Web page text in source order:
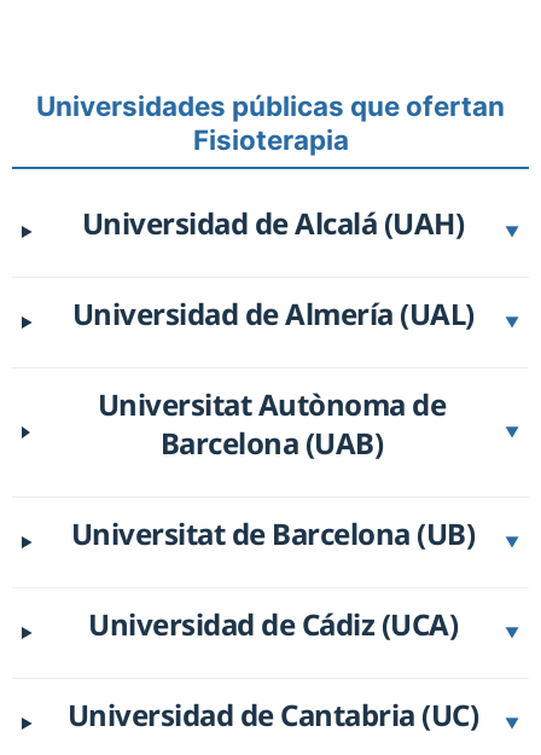
Universidades públicas que ofertan
Fisioterapia
Universidad de Alcalá (UAH) ▼
Universidad de Almería (UAL) ▼
Universitat Autònoma de
Barcelona (UAB)
▼
Universitat de Barcelona (UB) ▼
Universidad de Cádiz (UCA) ▼
Universidad de Cantabria (UC) ▼